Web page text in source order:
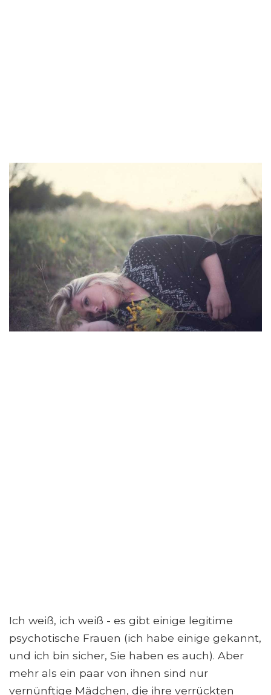
Ich weiß, ich weiß - es gibt einige legitime
psychotische Frauen (ich habe einige gekannt,
und ich bin sicher, Sie haben es auch). Aber
mehr als ein paar von ihnen sind nur
vernünftige Mädchen, die ihre verrückten